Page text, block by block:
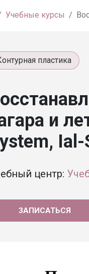
Учебные курсы
пластика
и
центр:
ЗАПИСАТЬСЯ